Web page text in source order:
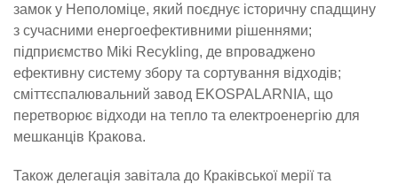
замок у Неполоміце, який поєднує історичну спадщину
з сучасними енергоефективними рішеннями;
підприємство Miki Recykling, де впроваджено
ефективну систему збору та сортування відходів;
сміттєспалювальний завод EKOSPALARNIA, що
перетворює відходи на тепло та електроенергію для
мешканців Кракова.
Також делегація завітала до Краківської мерії та